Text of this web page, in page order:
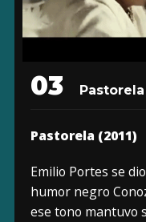
03 Pastorela
Pastorela (2011)
Emilio Portes se
humor negro
ese tono mantuvo